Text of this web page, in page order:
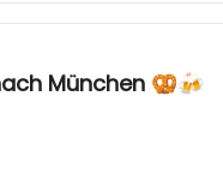
München 🥨🍻